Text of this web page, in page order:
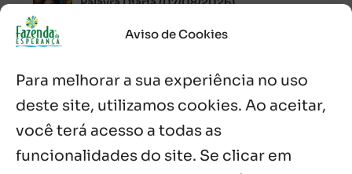
Aviso de Cookies
Para melhorar a sua experiência no uso
deste site, utilizamos cookies. Ao aceitar,
você terá acesso a todas as
funcionalidades do site. Se clicar em
Feminina de Chapala celebra aniversário
6 ago, 2026
Boletim JULHO de 2026 – Centro Infantil
Chitaitai